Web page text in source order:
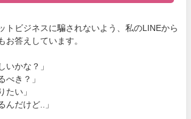
トビジネスに騙されないよう、私のLINEから
お答えしています。
いかな？」
べき？」
たい」
んだけど..」